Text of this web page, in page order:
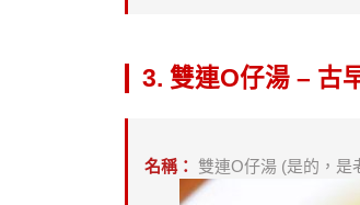
3. 雙連O仔湯 – 古
名稱： 雙連O仔湯 (是的，是